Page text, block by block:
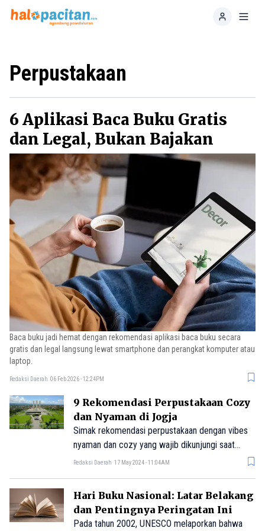
Home
Perpustakaan
6 Aplikasi Baca Buku Gratis
dan Legal, Bukan Bajakan
Baca buku jadi hemat dengan rekomendasi aplikasi baca buku secara
gratis dan legal langsung lewat smartphone dan perangkat komputer atau
laptop.
Redaksi Daerah 06 Feb 2026 - 12:24PM
9 Rekomendasi Perpustakaan Cozy
dan Nyaman di Jogja
Simak rekomendasi perpustakaan dengan vibes
nyaman dan cozy yang wajib dikunjungi saat
Anda ke Yogyakarta.
Redaksi Daerah 17 May 2024 - 11:04AM
Hari Buku Nasional: Latar Belakang
dan Pentingnya Peringatan Ini
Pada tahun 2002, UNESCO melaporkan bahwa